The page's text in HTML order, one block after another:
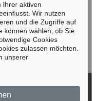
>
Ihrer aktiven
Wir nutzen
und die Zugriffe auf
können wählen, ob Sie
Cookies
zulassen möchten.
unserer